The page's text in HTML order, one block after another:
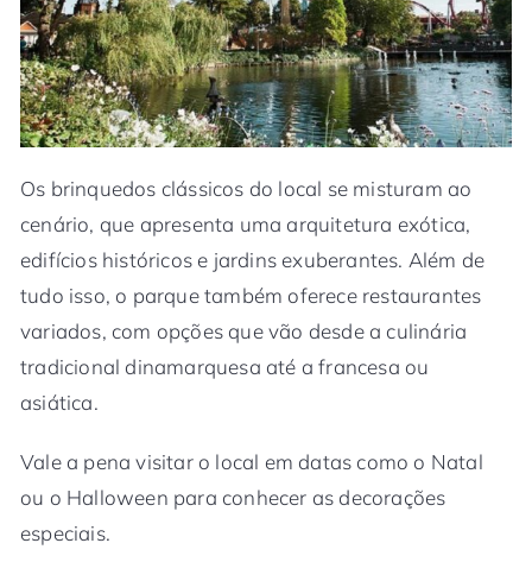
Os brinquedos clássicos do local se misturam ao
cenário, que apresenta uma arquitetura exótica,
edifícios históricos e jardins exuberantes. Além de
tudo isso, o parque também oferece restaurantes
variados, com opções que vão desde a culinária
tradicional dinamarquesa até a francesa ou
asiática.
Vale a pena visitar o local em datas como o Natal
ou o Halloween para conhecer as decorações
especiais.